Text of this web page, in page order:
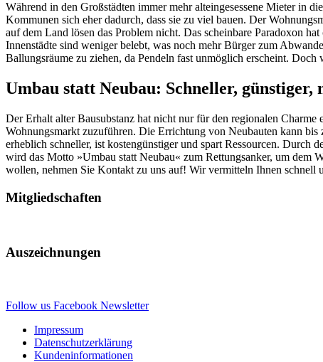
Während in den Großstädten immer mehr alteingesessene Mieter in
Kommunen sich eher dadurch, dass sie zu viel bauen. Der
auf dem Land lösen das Problem nicht. Das scheinbare Paradoxon
Innenstädte sind weniger belebt, was noch mehr Bürger zum
Ballungsräume zu ziehen, da Pendeln fast unmöglich erscheint. Doch
Umbau statt Neubau: Schneller, günstiger,
Der Erhalt alter Bausubstanz hat nicht nur für den regionalen
Wohnungsmarkt zuzuführen. Die Errichtung von Neubauten kann
erheblich schneller, ist kostengünstiger und spart Ressourcen. Durch
wird das Motto »Umbau statt Neubau« zum Rettungsanker, um dem
wollen, nehmen Sie Kontakt zu uns auf! Wir vermitteln Ihnen
Mitgliedschaften
Auszeichnungen
Follow us Facebook Newsletter
Impressum
Datenschutzerklärung
Kundeninformationen